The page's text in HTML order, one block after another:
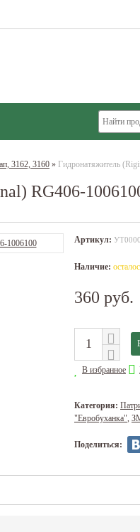
3162, 3160 » Гидронатяжитель
RG406-
Артикул:
Наличие:
360 руб.
В избранное
Категория:
"Евробуханка"
Поделиться: